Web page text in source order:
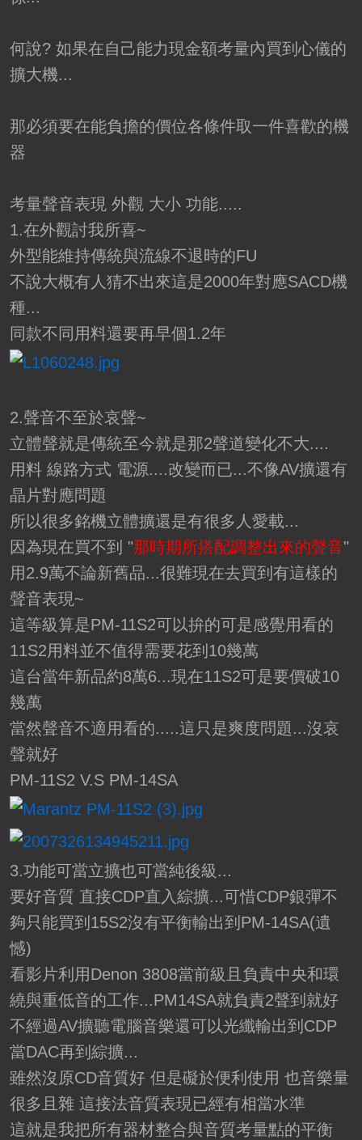
何說? 如果在自己能力現金額考量內買到心儀的
擴大機...
那必須要在能負擔的價位各條件取一件喜歡的機
器
考量聲音表現 外觀 大小 功能.....
1.在外觀討我所喜~
外型能維持傳統與流線不退時的FU
不說大概有人猜不出來這是2000年對應SACD機
種...
同款不同用料還要再早個1.2年
2.聲音不至於哀聲~
立體聲就是傳統至今就是那2聲道變化不大....
用料 線路方式 電源....改變而已...不像AV擴還有
晶片對應問題
所以很多銘機立體擴還是有很多人愛載...
因為現在買不到 "那時期所搭配調整出來的聲音"
用2.9萬不論新舊品...很難現在去買到有這樣的
聲音表現~
這等級算是PM-11S2可以拚的可是感覺用看的
11S2用料並不值得需要花到10幾萬
這台當年新品約8萬6...現在11S2可是要價破10
幾萬
當然聲音不適用看的.....這只是爽度問題...沒哀
聲就好
PM-11S2 V.S PM-14SA
3.功能可當立擴也可當純後級...
要好音質 直接CDP直入綜擴...可惜CDP銀彈不
夠只能買到15S2沒有平衡輸出到PM-14SA(遺
憾)
看影片利用Denon 3808當前級且負責中央和環
繞與重低音的工作...PM14SA就負責2聲到就好
不經過AV擴聽電腦音樂還可以光纖輸出到CDP
當DAC再到綜擴...
雖然沒原CD音質好 但是礙於便利使用 也音樂量
很多且雜 這接法音質表現已經有相當水準
這就是我把所有器材整合與音質考量點的平衡